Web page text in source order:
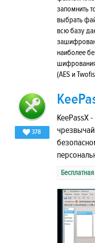
запомнить
выбрать
всю базу
наиболее
(AES и
378
KeePassX
Бесплатная